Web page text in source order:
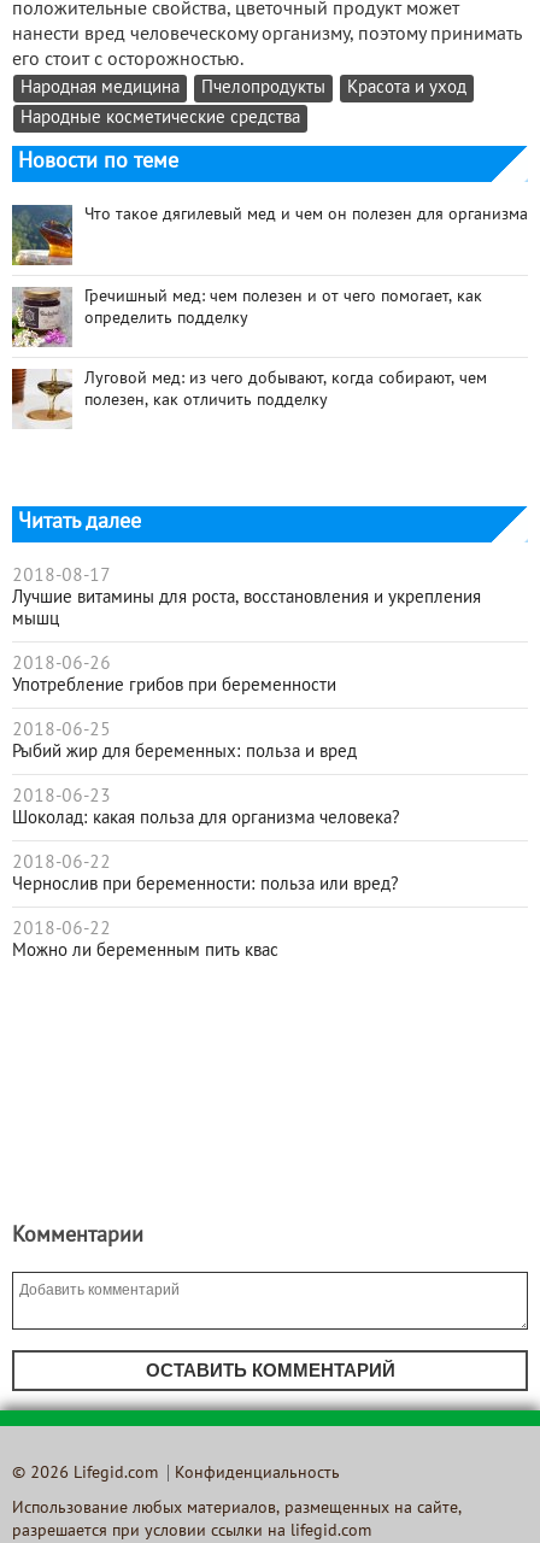
положительные свойства, цветочный продукт может
нанести вред человеческому организму, поэтому принимать
его стоит с осторожностью.
Народная медицина Пчелопродукты
Красота и уход
Народные косметические средства
Новости по теме
Что такое дягилевый мед и чем он полезен для организма
Гречишный мед: чем полезен и от чего помогает, как
определить подделку
Луговой мед: из чего добывают, когда собирают, чем
полезен, как отличить подделку
Читать далее
2018-08-17
Лучшие витамины для роста, восстановления и укрепления
мышц
2018-06-26
Употребление грибов при беременности
2018-06-25
Рыбий жир для беременных: польза и вред
2018-06-23
Шоколад: какая польза для организма человека?
2018-06-22
Чернослив при беременности: польза или вред?
2018-06-22
Можно ли беременным пить квас
Комментарии
ОСТАВИТЬ КОММЕНТАРИЙ
© 2026 Lifegid.com Конфиденциальность
Использование любых материалов, размещенных на сайте,
разрешается при условии ссылки на lifegid.com